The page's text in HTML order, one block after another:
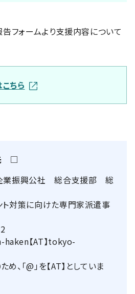
フォームより支援内容について
ちら
□
企業振興公社 総合支援部 総
ト対策に向けた専門家派遣事
【AT】tokyo-
、「@」を【AT】としていま